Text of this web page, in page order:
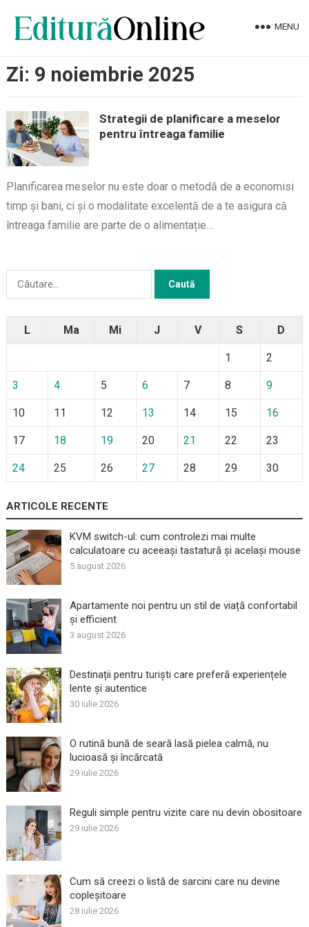
MENU
Zi: 9 noiembrie 2025
Strategii de planificare a meselor
pentru întreaga familie
Planificarea meselor nu este doar o metodă de a economisi
timp și bani, ci și o modalitate excelentă de a te asigura că
întreaga familie are parte de o alimentație…
Caută
L Ma Mi J V S D
1 2
3 4 5 6 7 8 9
10 11 12 13 14 15 16
17 18 19 20 21 22 23
24 25 26 27 28 29 30
ARTICOLE RECENTE
KVM switch-ul: cum controlezi mai multe
calculatoare cu aceeași tastatură și același mouse
5 august 2026
Apartamente noi pentru un stil de viață confortabil
și efficient
3 august 2026
Destinații pentru turiști care preferă experiențele
lente și autentice
30 iulie 2026
O rutină bună de seară lasă pielea calmă, nu
lucioasă și încărcată
29 iulie 2026
Reguli simple pentru vizite care nu devin obositoare
29 iulie 2026
Cum să creezi o listă de sarcini care nu devine
copleșitoare
28 iulie 2026